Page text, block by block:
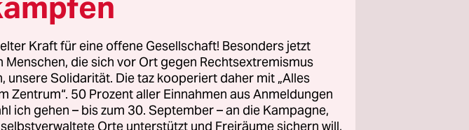
Land an der
die das tausend Jahre alte
tragen sie die
ein Zupfinstrument spielen und
Familienfeste unterhalten.
Kraft für eine offene Gesellschaft! Besonders jetzt
Menschen, die sich vor Ort gegen Rechtsextremismus
unsere Solidarität. Die taz kooperiert daher mit „Alles
Zentrum“. 50 Prozent aller Einnahmen aus Anmeldungen
ich gehen – bis zum 30. September – an die Kampagne,
Orte unterstützt und Freiräume sichern will,